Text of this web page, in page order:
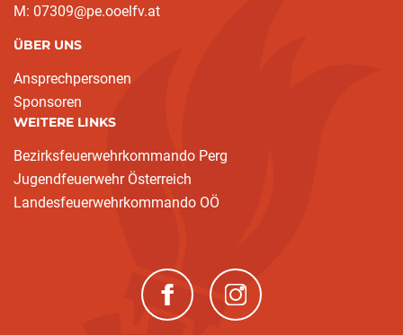
M: 07309@pe.ooelfv.at
ÜBER UNS
Ansprechpersonen
Sponsoren
WEITERE LINKS
Bezirksfeuerwehrkommando Perg
Jugendfeuerwehr Österreich
Landesfeuerwehrkommando OÖ
(neues Fenster)(neues Fenster)